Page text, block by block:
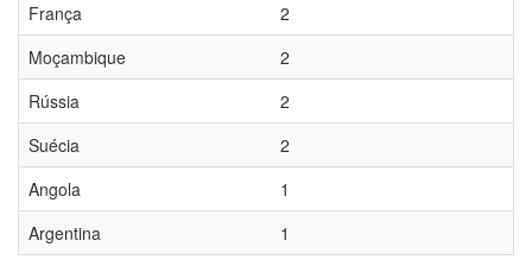
França
2
Moçambique
2
Rússia
2
Suécia
2
Angola
1
Argentina
1